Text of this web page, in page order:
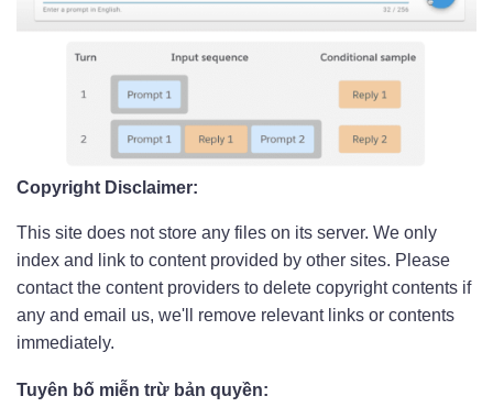
Copyright Disclaimer:
This site does not store any files on its server. We only
index and link to content provided by other sites. Please
contact the content providers to delete copyright contents if
any and email us, we'll remove relevant links or contents
immediately.
Tuyên bố miễn trừ bản quyền: